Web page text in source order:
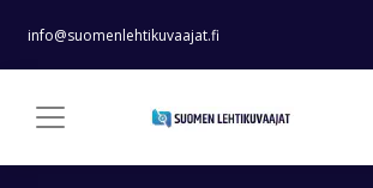
info@suomenlehtikuvaajat.fi